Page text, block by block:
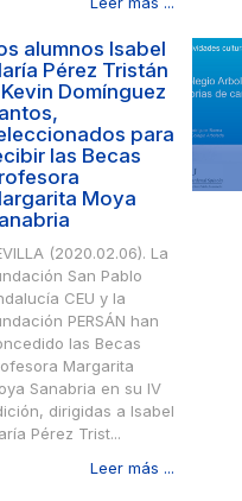
alumnos Isabel
Pérez Tristán
Domínguez
para
las Becas
Moya
(2020.02.06). La
San Pablo
CEU y la
PERSÁN han
las Becas
Margarita
Sanabria en su IV
dirigidas a Isabel
Pérez Trist...
Leer más ...